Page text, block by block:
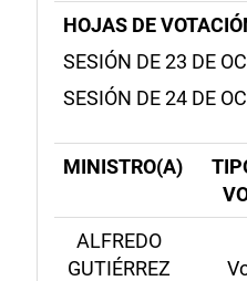
HOJAS DE
SESIÓN DE 23 DE
SESIÓN DE 24 DE
MINISTRO(A)
ALFREDO
GUTIÉRREZ